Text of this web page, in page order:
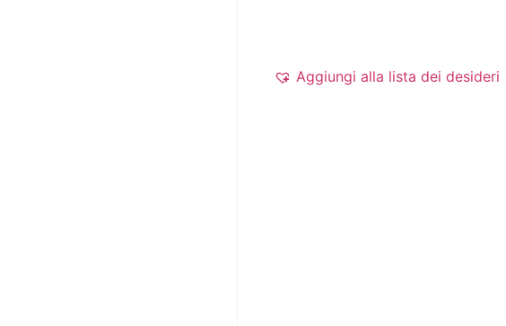
Aggiungi alla lista dei desideri